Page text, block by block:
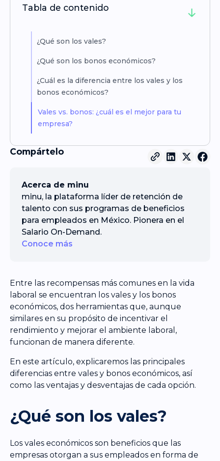
Tabla de contenido
¿Qué son los vales?
¿Qué son los bonos económicos?
¿Cuál es la diferencia entre los vales y los
bonos económicos?
Vales vs. bonos: ¿cuál es el mejor para tu
empresa?
Compártelo
Acerca de minu
minu, la plataforma líder de retención de
talento con sus programas de beneficios
para empleados en México. Pionera en el
Salario On-Demand.
Conoce más
Entre las recompensas más comunes en la vida
laboral se encuentran los vales y los bonos
económicos, dos herramientas que, aunque
similares en su propósito de incentivar el
rendimiento y mejorar el ambiente laboral,
funcionan de manera diferente.
En este artículo, explicaremos las principales
diferencias entre vales y bonos económicos, así
como las ventajas y desventajas de cada opción.
¿Qué son los vales?
Los vales económicos son beneficios que las
empresas otorgan a sus empleados en forma de